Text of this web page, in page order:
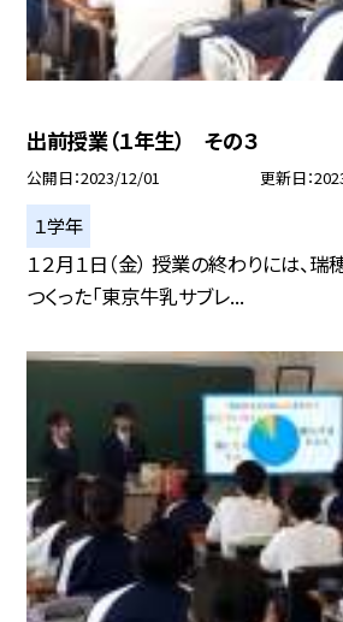
出前授業（１年生） その３
公開日 2023/12/01 更新日
１学年
１２月１日（金） 授業の終わりには、
つくった「東京牛乳サブレ...